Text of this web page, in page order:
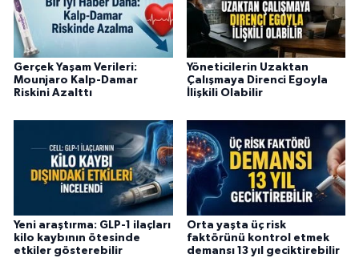
Gerçek Yaşam Verileri:
Mounjaro Kalp-Damar
Riskini Azalttı
Yöneticilerin Uzaktan
Çalışmaya Direnci Egoyla
İlişkili Olabilir
Yeni araştırma: GLP-1 ilaçları
kilo kaybının ötesinde
etkiler gösterebilir
Orta yaşta üç risk
faktörünü kontrol etmek
demansı 13 yıl geciktirebilir